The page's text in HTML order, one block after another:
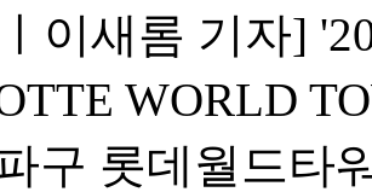
이새롬 기자]
WORLD
구 롯데월드타